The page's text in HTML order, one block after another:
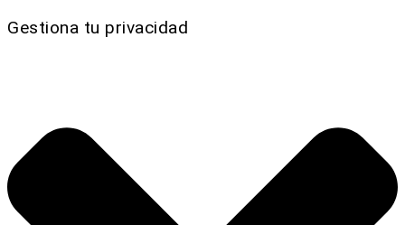
Gestiona tu privacidad